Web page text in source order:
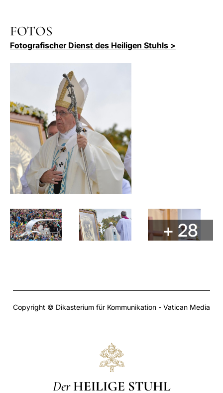
FOTOS
Fotografischer Dienst des Heiligen Stuhls >
+ 28
Copyright © Dikasterium für Kommunikation - Vatican Media
Der HEILIGE STUHL